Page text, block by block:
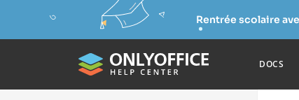
Rentrée scolaire
DOCS